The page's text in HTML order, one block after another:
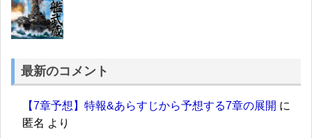
最新のコメント
【7章予想】特報&あらすじから予想する7章の展開 に
匿名 より